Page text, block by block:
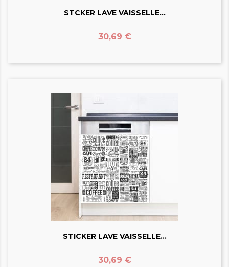
STCKER LAVE VAISSELLE...
Prix
30,69 €
STICKER LAVE VAISSELLE...
Prix
30,69 €